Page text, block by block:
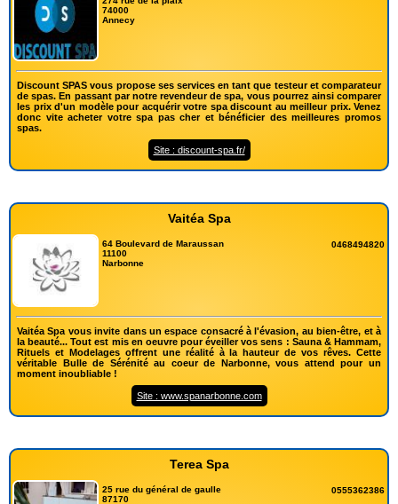
74000
Annecy
Discount SPAS vous propose ses services en tant que testeur et comparateur
de spas. En passant par notre revendeur de spa, vous pourrez ainsi comparer
les prix d'un modèle pour acquérir votre spa discount au meilleur prix. Venez
donc vite acheter votre spa pas cher et bénéficier des meilleures promos
spas.
Site : discount-spa.fr/
Vaitéa Spa
64 Boulevard de Maraussan
11100
Narbonne
0468494820
Vaitéa Spa vous invite dans un espace consacré à l'évasion, au bien-être, et à
la beauté... Tout est mis en oeuvre pour éveiller vos sens : Sauna & Hammam,
Rituels et Modelages offrent une réalité à la hauteur de vos rêves. Cette
véritable Bulle de Sérénité au coeur de Narbonne, vous attend pour un
moment inoubliable !
Site : www.spanarbonne.com
Terea Spa
25 rue du général de gaulle
87170
0555362386